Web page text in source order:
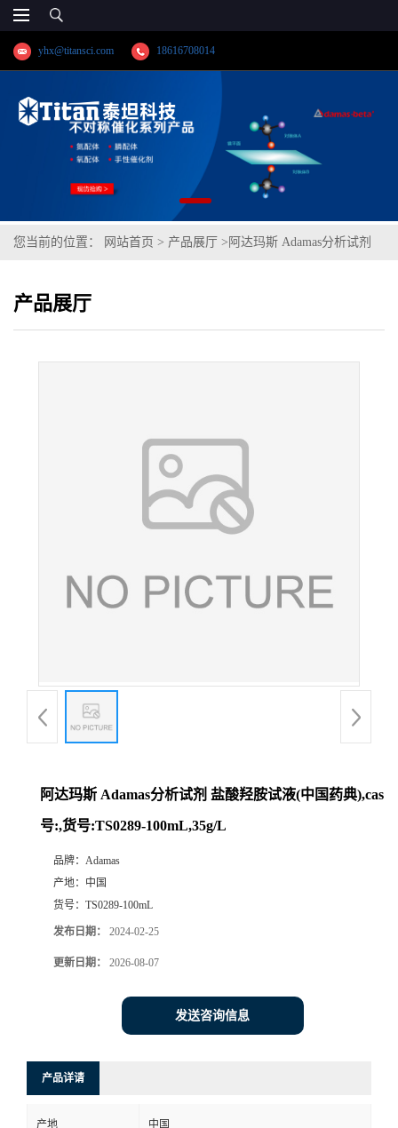
yhx@titansci.com 18616708014
您当前的位置： 网站首页 > 产品展厅 > 阿达玛斯 Adamas分析试剂
产品展厅
阿达玛斯 Adamas分析试剂 盐酸羟胺试液(中国药典),cas
号:,货号:TS0289-100mL,35g/L
品牌： Adamas
产地： 中国
货号： TS0289-100mL
发布日期： 2024-02-25
更新日期： 2026-08-07
发送咨询信息
产品详请
产地 中国